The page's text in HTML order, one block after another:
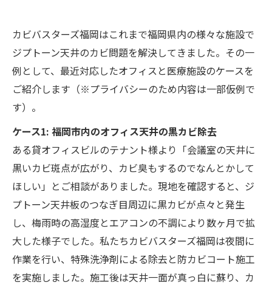
カビバスターズ福岡はこれまで福岡県内の様々な施設で
ジプトーン天井のカビ問題を解決してきました。その一
例として、最近対応したオフィスと医療施設のケースを
ご紹介します（※プライバシーのため内容は一部仮例で
す）。
ケース1: 福岡市内のオフィス天井の黒カビ除去
ある貸オフィスビルのテナント様より「会議室の天井に
黒いカビ斑点が広がり、カビ臭もするのでなんとかして
ほしい」とご相談がありました。現地を確認すると、ジ
プトーン天井板のつなぎ目周辺に黒カビが点々と発生
し、梅雨時の高湿度とエアコンの不調により数ヶ月で拡
大した様子でした。私たちカビバスターズ福岡は夜間に
作業を行い、特殊洗浄剤による除去と防カビコート施工
を実施しました。施工後は天井一面が真っ白に蘇り、カ